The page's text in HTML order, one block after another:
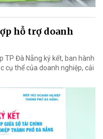
hỗ trợ doanh
TP Đà Nẵng ký kết, ban hành
cụ thể của doanh nghiệp, cải